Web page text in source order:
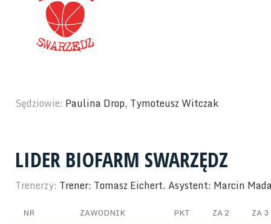
Sędziowie: Paulina Drop, Tymoteusz Witczak
LIDER BIOFARM SWARZĘDZ
Trenerzy: Trener: Tomasz Eichert. Asystent: Marcin
NR ZAWODNIK PKT ZA 2 ZA 3